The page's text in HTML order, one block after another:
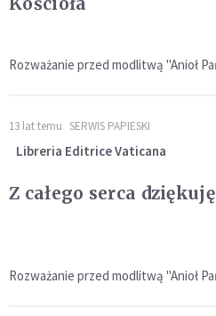
Rozważanie przed modlitwą "Anioł
13 lat temu SERWIS PAPIESKI
Libreria Editrice Vaticana
Z całego serca dziękuję
Rozważanie przed modlitwą "Anioł